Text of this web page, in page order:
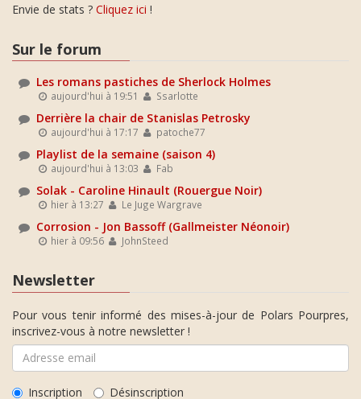
Envie de stats ? Cliquez ici !
Sur le forum
Les romans pastiches de Sherlock Holmes
aujourd'hui à 19:51 Ssarlotte
Derrière la chair de Stanislas Petrosky
aujourd'hui à 17:17 patoche77
Playlist de la semaine (saison 4)
aujourd'hui à 13:03 Fab
Solak - Caroline Hinault (Rouergue Noir)
hier à 13:27 Le Juge Wargrave
Corrosion - Jon Bassoff (Gallmeister Néonoir)
hier à 09:56 JohnSteed
Newsletter
Pour vous tenir informé des mises-à-jour de Polars Pourpres,
inscrivez-vous à notre newsletter !
Inscription Désinscription